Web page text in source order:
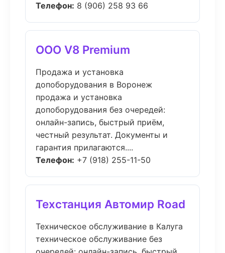
Телефон: 8 (906) 258 93 66
ООО V8 Premium
Продажа и установка
допоборудования в Воронеж
продажа и установка
допоборудования без очередей:
онлайн-запись, быстрый приём,
честный результат. Документы и
гарантия прилагаются....
Телефон: +7 (918) 255-11-50
Техстанция Автомир Road
Техническое обслуживание в Калуга
техническое обслуживание без